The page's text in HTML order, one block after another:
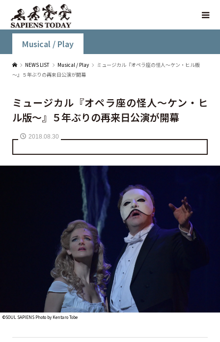
Musical / Play
NEWS LIST Musical / Play
ミュージカル『オペラ座の怪人～ケン・ヒル版
～』５年ぶりの再来日公演が開幕
ミュージカル『オペラ座の怪人～ケン・ヒ
ル版～』５年ぶりの再来日公演が開幕
2018.08.30
©SOUL SAPIENS Photo by Kentaro Tobe